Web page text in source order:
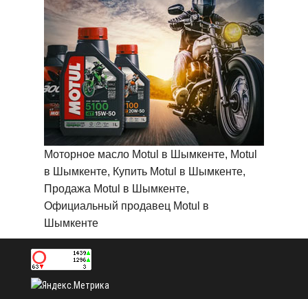
Моторное масло Motul в Шымкенте, Motul
в Шымкенте, Купить Motul в Шымкенте,
Продажа Motul в Шымкенте,
Официальный продавец Motul в
Шымкенте